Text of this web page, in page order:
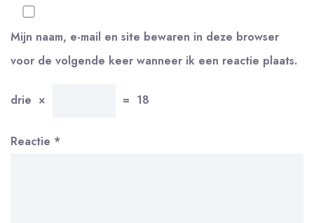
Mijn naam, e-mail en site bewaren in deze browser
voor de volgende keer wanneer ik een reactie plaats.
drie × = 18
Reactie *